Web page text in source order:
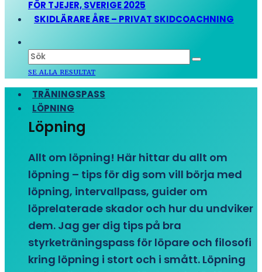
FÖR TJEJER, SVERIGE 2025
SKIDLÄRARE ÅRE – PRIVAT SKIDCOACHNING
SE ALLA RESULTAT
TRÄNINGSPASS
LÖPNING
Löpning
Allt om löpning! Här hittar du allt om
löpning – tips för dig som vill börja med
löpning, intervallpass, guider om
löprelaterade skador och hur du undviker
dem. Jag ger dig tips på bra
styrketräningspass för löpare och filosofi
kring löpning i stort och i smått. Löpning